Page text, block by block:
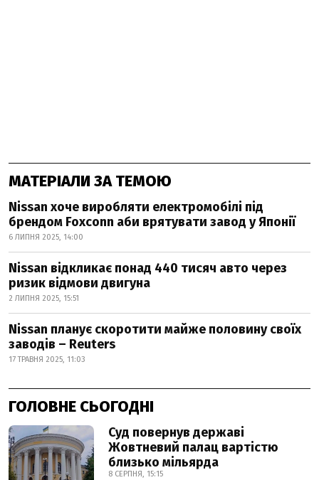
МАТЕРІАЛИ ЗА ТЕМОЮ
Nissan хоче виробляти електромобілі під
брендом Foxconn аби врятувати завод у Японії
6 ЛИПНЯ 2025, 14:00
Nissan відкликає понад 440 тисяч авто через
ризик відмови двигуна
2 ЛИПНЯ 2025, 15:51
Nissan планує скоротити майже половину своїх
заводів – Reuters
17 ТРАВНЯ 2025, 11:03
ГОЛОВНЕ СЬОГОДНІ
Суд повернув державі
Жовтневий палац вартістю
близько мільярда
8 СЕРПНЯ, 15:15